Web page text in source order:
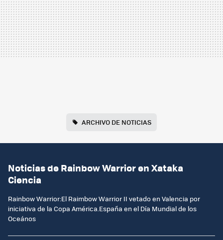
ARCHIVO DE NOTICIAS
Noticias de Rainbow Warrior en Xataka
Ciencia
Rainbow Warrior:El Raimbow Warrior II vetado en Valencia por
iniciativa de la Copa América.España en el Día Mundial de los
Oceános